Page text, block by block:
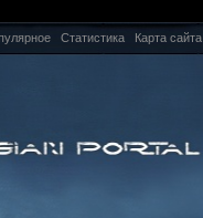
Статистика Карта сайта